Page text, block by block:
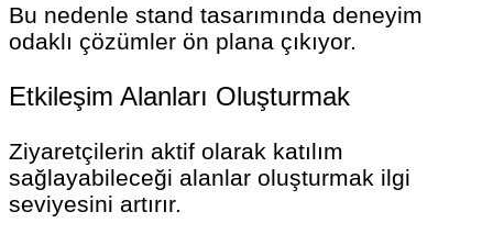
Bu nedenle stand tasarımında deneyim
odaklı çözümler ön plana çıkıyor.
Etkileşim Alanları Oluşturmak
Ziyaretçilerin aktif olarak katılım
sağlayabileceği alanlar oluşturmak ilgi
seviyesini artırır.